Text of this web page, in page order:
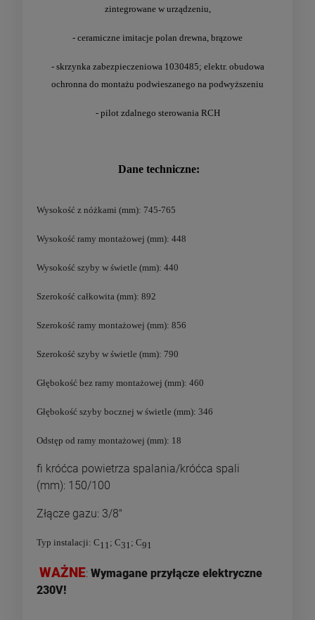
zintegrowane w urządzeniu,
- ceramiczne imitacje polan drewna, brązowe
- skrzynka zabezpieczeniowa 1030485; elektr. obudowa
ochronna do montażu podwieszanego na podwyższeniu
- pilot zdalnego sterowania RCH
Dane techniczne:
Wysokość z nóżkami (mm): 745-765
Wysokość ramy montażowej (mm): 448
Wysokość szyby w świetle (mm): 440
Szerokość całkowita (mm): 892
Szerokość ramy montażowej (mm): 856
Szerokość szyby w świetle (mm): 790
Głębokość bez ramy montażowej (mm): 460
Głębokość szyby bocznej w świetle (mm): 346
Odstęp od ramy montażowej (mm): 18
fi króćca powietrza spalania/króćca spali
(mm): 150/100
Złącze gazu: 3/8"
Typ instalacji: C11 ; C31 ; C91
WAŻNE: Wymagane przyłącze elektryczne
230V!